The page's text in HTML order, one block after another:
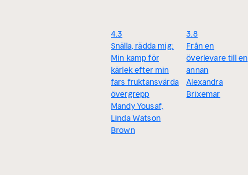
4.3
Snälla, rädda mig:
Min kamp för
kärlek efter min
fars fruktansvärda
övergrepp
Mandy Yousaf,
Linda Watson
Brown
3.8
Från en
överlevare till en
annan
Alexandra
Brixemar